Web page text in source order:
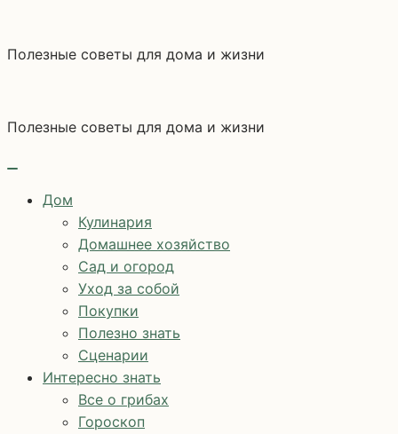
содержимому
Полезные советы для дома и жизни
Полезные советы для дома и жизни
Дом
Кулинария
Домашнее хозяйство
Сад и огород
Уход за собой
Покупки
Полезно знать
Сценарии
Интересно знать
Все о грибах
Гороскоп